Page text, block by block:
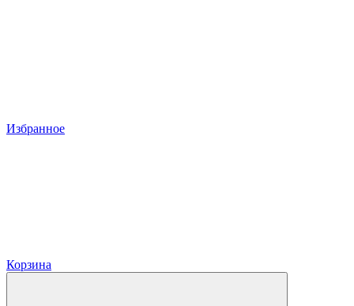
Избранное
Корзина